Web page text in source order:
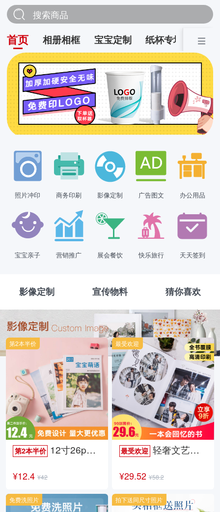
搜索商品
首页 相册相框 宝宝定制 纸杯专场 营销
照片冲印 商务印刷 影像定制 广告图文 办公用品
宝宝亲子 营销推广 展会餐饮 快乐旅行 天天签到
影像定制 宣传物料 猜你喜欢
第2本半价 12寸26p时尚杂志册
¥12.4 ¥42
第2本半价
最受欢迎轻奢文艺照片书
¥29.52 ¥58.2
最受欢迎
免费洗照片 拍下送同尺寸照片